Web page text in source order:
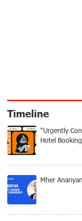
Timeline
"Urgently
Hotel
Mher